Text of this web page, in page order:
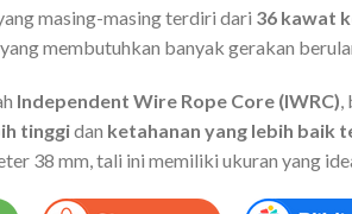
masing-masing terdiri dari 36 kawat
membutuhkan banyak gerakan
Independent Wire Rope Core (IWRC),
tinggidan ketahanan yang lebih baik
38 mm, tali ini memiliki ukuran yang